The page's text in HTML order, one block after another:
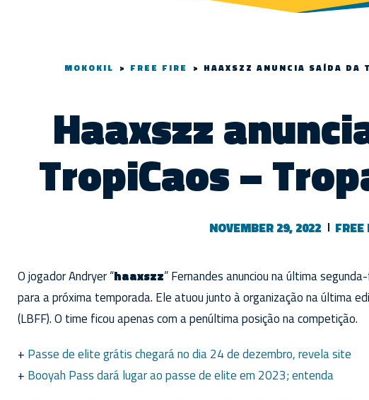
MOKOKIL > FREE FIRE > HAAXSZZ ANUNCIA SAÍDA DA
Haaxszz
TropiCaos –
NOVEMBER 29, 2022 FREE
O jogador Andryer “haaxszz” Fernandes anunciou na última
para a próxima temporada. Ele atuou junto à organização na última
(LBFF). O time ficou apenas com a penúltima posição na competição.
+ Passe de elite grátis chegará no dia 24 de dezembro, revela site
+ Booyah Pass dará lugar ao passe de elite em 2023; entenda